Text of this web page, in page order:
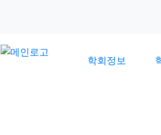
학회정보